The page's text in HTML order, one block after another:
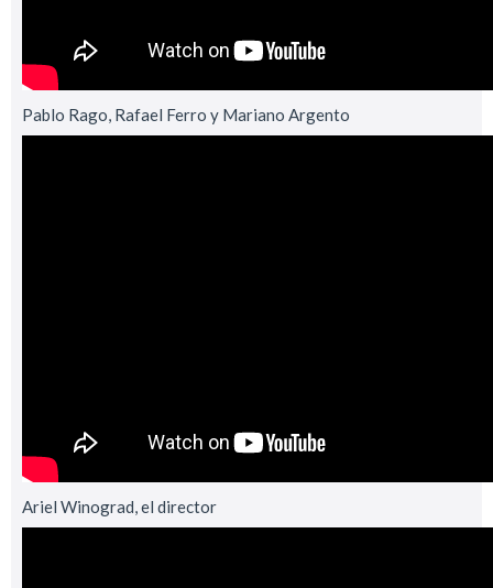
Pablo Rago, Rafael Ferro y Mariano Argento
Ariel Winograd, el director